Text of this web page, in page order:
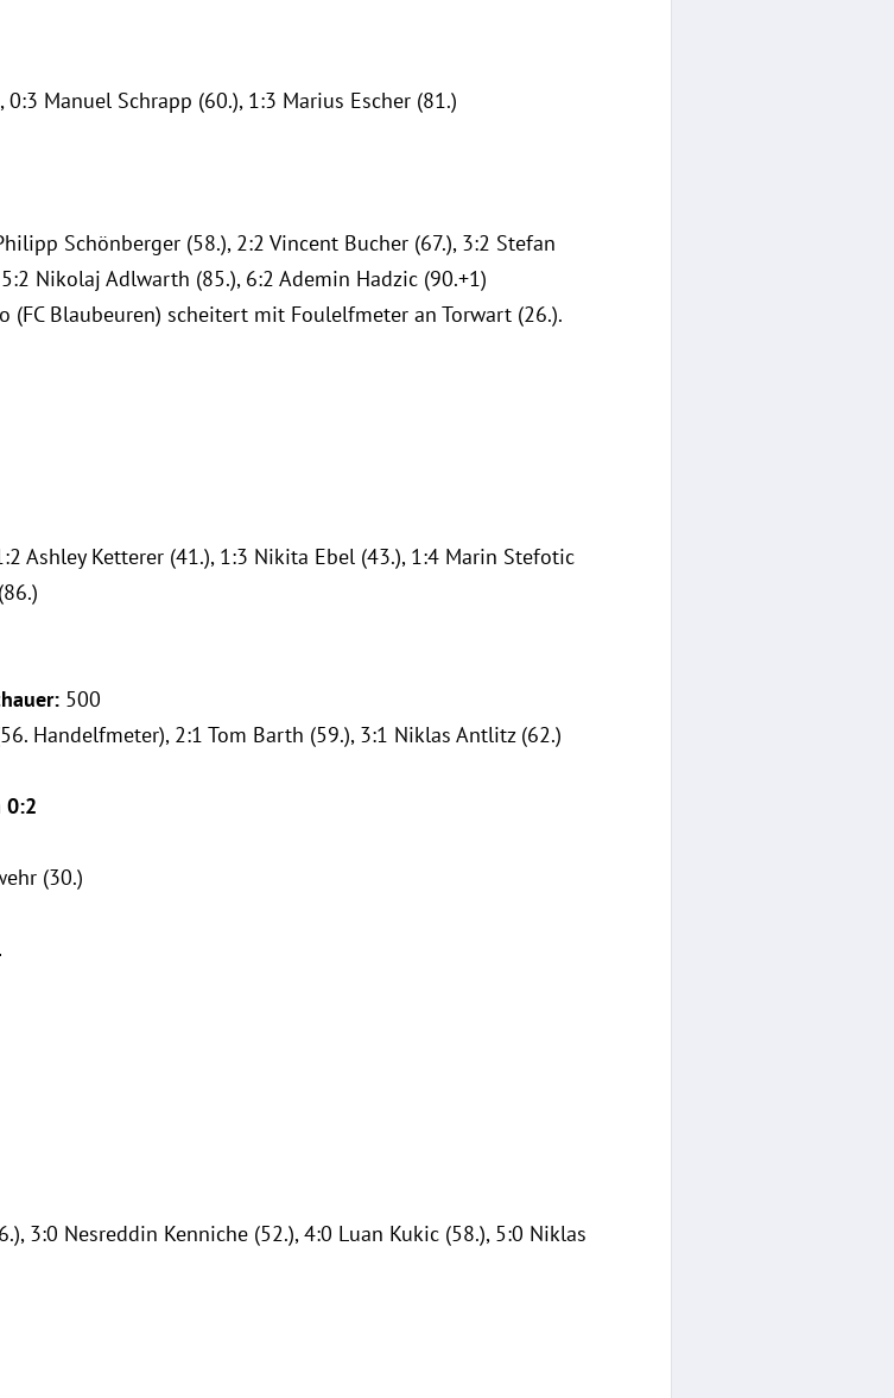
Manuel Schrapp (60.), 1:3 Marius Escher (81.)
Schönberger (58.), 2:2 Vincent Bucher (67.), 3:2 Stefan
Nikolaj Adlwarth (85.), 6:2 Ademin Hadzic (90.+1)
(FC Blaubeuren) scheitert mit Foulelfmeter an Torwart (26.).
Ashley Ketterer (41.), 1:3 Nikita Ebel (43.), 1:4 Marin Stefotic
500
Handelfmeter), 2:1 Tom Barth (59.), 3:1 Niklas Antlitz (62.)
0:2
(30.)
3:0 Nesreddin Kenniche (52.), 4:0 Luan Kukic (58.), 5:0 Niklas